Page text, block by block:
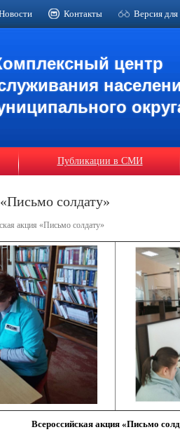
Контакты Версия
центр
Публикации в СМИ
солдату»
акция «Письмо солдату»
Всероссийская акция «Письмо